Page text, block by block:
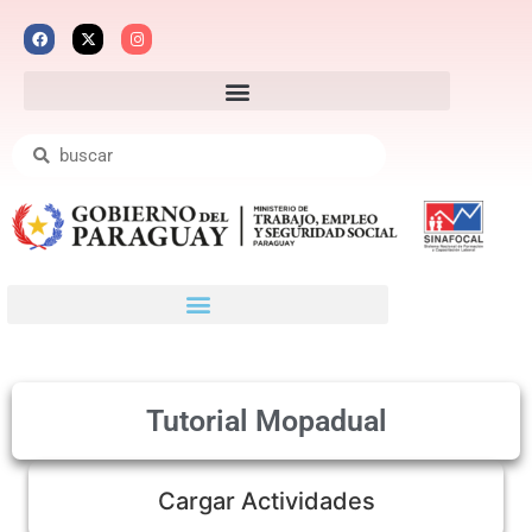
Tutorial Mopadual
Cargar Actividades